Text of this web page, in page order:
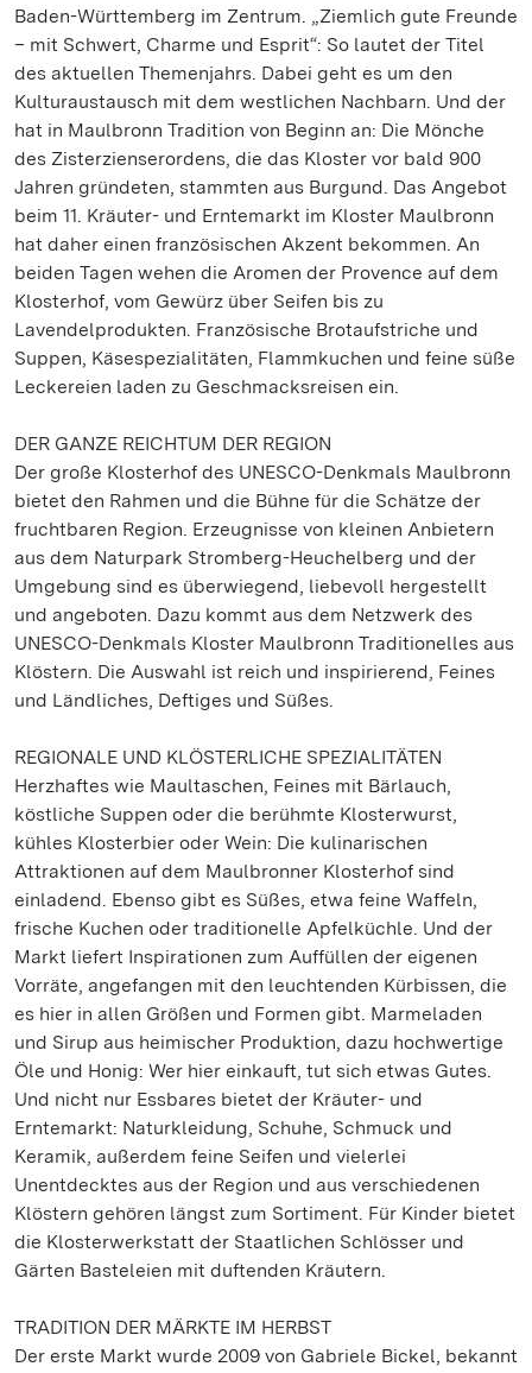
Baden-Württemberg im Zentrum. „Ziemlich gute Freunde
– mit Schwert, Charme und Esprit“: So lautet der Titel
des aktuellen Themenjahrs. Dabei geht es um den
Kulturaustausch mit dem westlichen Nachbarn. Und der
hat in Maulbronn Tradition von Beginn an: Die Mönche
des Zisterzienserordens, die das Kloster vor bald 900
Jahren gründeten, stammten aus Burgund. Das Angebot
beim 11. Kräuter- und Erntemarkt im Kloster Maulbronn
hat daher einen französischen Akzent bekommen. An
beiden Tagen wehen die Aromen der Provence auf dem
Klosterhof, vom Gewürz über Seifen bis zu
Lavendelprodukten. Französische Brotaufstriche und
Suppen, Käsespezialitäten, Flammkuchen und feine süße
Leckereien laden zu Geschmacksreisen ein.
DER GANZE REICHTUM DER REGION
Der große Klosterhof des UNESCO-Denkmals Maulbronn
bietet den Rahmen und die Bühne für die Schätze der
fruchtbaren Region. Erzeugnisse von kleinen Anbietern
aus dem Naturpark Stromberg-Heuchelberg und der
Umgebung sind es überwiegend, liebevoll hergestellt
und angeboten. Dazu kommt aus dem Netzwerk des
UNESCO-Denkmals Kloster Maulbronn Traditionelles aus
Klöstern. Die Auswahl ist reich und inspirierend, Feines
und Ländliches, Deftiges und Süßes.
REGIONALE UND KLÖSTERLICHE SPEZIALITÄTEN
Herzhaftes wie Maultaschen, Feines mit Bärlauch,
köstliche Suppen oder die berühmte Klosterwurst,
kühles Klosterbier oder Wein: Die kulinarischen
Attraktionen auf dem Maulbronner Klosterhof sind
einladend. Ebenso gibt es Süßes, etwa feine Waffeln,
frische Kuchen oder traditionelle Apfelküchle. Und der
Markt liefert Inspirationen zum Auffüllen der eigenen
Vorräte, angefangen mit den leuchtenden Kürbissen, die
es hier in allen Größen und Formen gibt. Marmeladen
und Sirup aus heimischer Produktion, dazu hochwertige
Öle und Honig: Wer hier einkauft, tut sich etwas Gutes.
Und nicht nur Essbares bietet der Kräuter- und
Erntemarkt: Naturkleidung, Schuhe, Schmuck und
Keramik, außerdem feine Seifen und vielerlei
Unentdecktes aus der Region und aus verschiedenen
Klöstern gehören längst zum Sortiment. Für Kinder bietet
die Klosterwerkstatt der Staatlichen Schlösser und
Gärten Basteleien mit duftenden Kräutern.
TRADITION DER MÄRKTE IM HERBST
Der erste Markt wurde 2009 von Gabriele Bickel, bekannt